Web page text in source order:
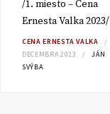
/1. miesto – Cena
Ernesta Valka 2023/
CENA ERNESTA VALKA
DECEMBRA 2023
JÁN
SVÝBA